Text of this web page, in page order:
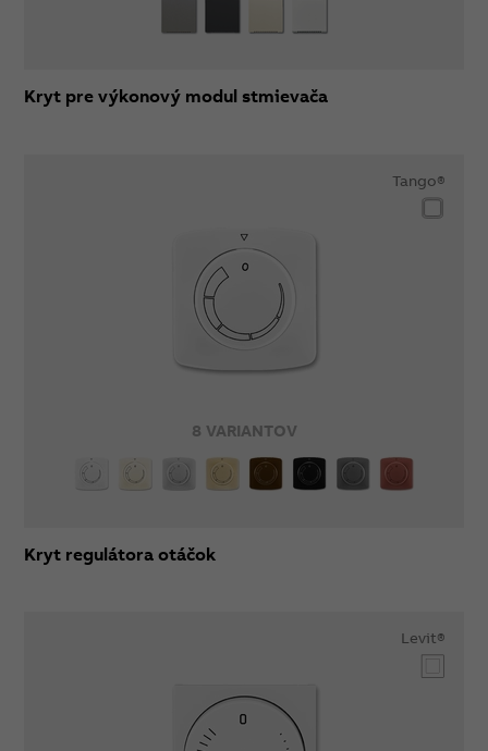
Kryt pre výkonový modul stmievača
8 VARIANTOV
Tango®
Kryt regulátora otáčok
Levit®